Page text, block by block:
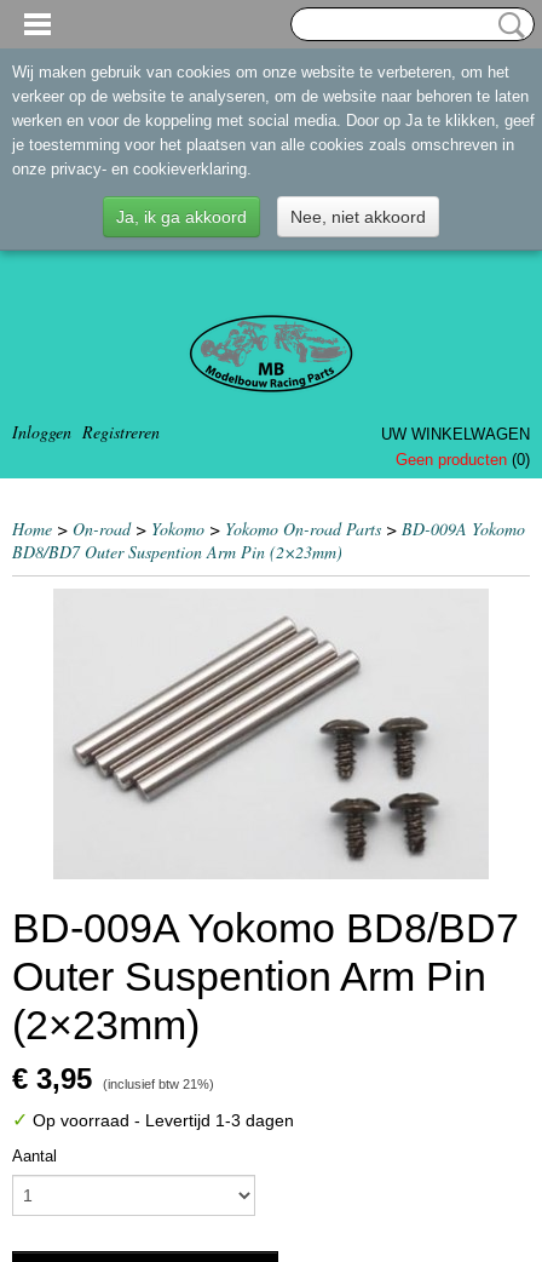
Inloggen Registreren
UW WINKELWAGEN
Geen producten (0)
Home > On-road> Yokomo > Yokomo On-road Parts > BD-009A Yokomo
BD8/BD7 Outer Suspention Arm Pin (2×23mm)
BD-009A Yokomo BD8/BD7
Outer Suspention Arm Pin
(2×23mm)
€ 3,95 (inclusief btw 21%)
✓ Op voorraad - Levertijd 1-3 dagen
Aantal
Wij maken gebruik van cookies om onze website te verbeteren, om het
verkeer op de website te analyseren, om de website naar behoren te laten
werken en voor de koppeling met social media. Door op Ja te klikken, geef
je toestemming voor het plaatsen van alle cookies zoals omschreven in
onze privacy- en cookieverklaring.
Ja, ik ga akkoord Nee, niet akkoord